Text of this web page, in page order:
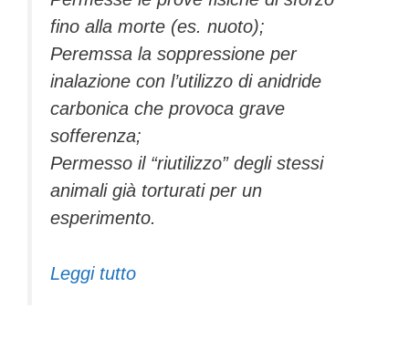
fino alla morte (es. nuoto);
Peremssa la soppressione per
inalazione con l’utilizzo di anidride
carbonica che provoca grave
sofferenza;
Permesso il “riutilizzo” degli stessi
animali già torturati per un
esperimento.
Leggi tutto